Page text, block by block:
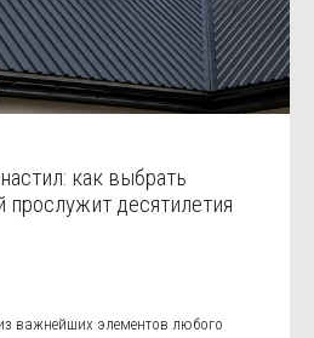
как выбрать
прослужит десятилетия
важнейших элементов любого